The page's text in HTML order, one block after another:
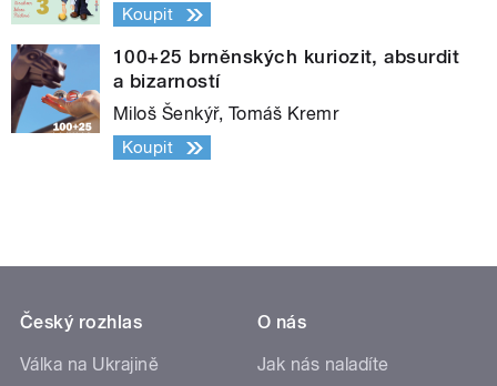
Koupit
100+25 brněnských kuriozit, absurdit
a bizarností
Miloš Šenkýř, Tomáš Kremr
Koupit
Český rozhlas
Válka na Ukrajině
O nás
Jak nás naladíte